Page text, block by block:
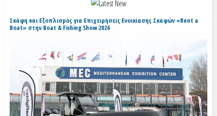
Σκάφη και Εξοπλισμός για Επιχειρήσεις Ενοικίασης Σκαφών «Rent a
Boat» στην Boat & Fishing Show 2026